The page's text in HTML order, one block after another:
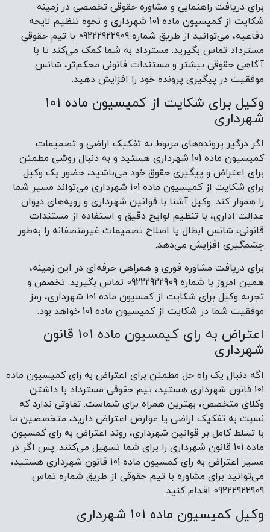
برای دریافت راهنمایی و مشاوره حقوقی تخصصی در زمینه
شکایت از کمیسیون ماده 101 شهرداری و نحوه تنظیم لایحه
دفاعیه، می‌توانید از طریق شماره 09222922909 با تیم حقوقی
مسترداد تماس بگیرید. مسترداد به شما کمک می‌کند تا با
آگاهی حقوقی بیشتر و مستندات قانونی محکم‌تر، شانس
موفقیت در پیگیری پرونده خود را افزایش دهید.
وکیل برای شکایت از کمیسیون ماده 101
شهرداری
اگر درگیر پرونده‌های مربوط به تفکیک اراضی و تصمیمات
کمیسیون ماده 101 شهرداری هستید و به دنبال روشی مطمئن
برای اعتراض و پیگیری حقوق خود می‌باشید، حضور یک وکیل
برای شکایت از کمیسیون ماده 101 شهرداری می‌تواند مسیر شما
را هموار کند. وکیل آشنا با قوانین شهرداری و رویه‌های دیوان
عدالت اداری، با تنظیم لوایح دقیق و استفاده از مستندات
قانونی، شانس ابطال یا اصلاح تصمیمات غیرمنصفانه را به‌طور
چشمگیری افزایش می‌دهد.
برای دریافت مشاوره فوری و همراهی حرفه‌ای در این زمینه،
همین امروز با شماره 09222922909 تماس بگیرید. تخصص و
تجربه وکیل برای شکایت از کمسیون ماده 101 شهرداری، رمز
موفقیت شما در شکایت از کمیسیون ماده 101 خواهد بود.
اعتراض به رای کیمسیون ماده 101 قانون
شهرداری
اگه دنبال یک راه حل مطمئن برای اعتراض به رای کمیسیون ماده
101 قانون شهرداری هستید، تیم حقوقی مسترداد با داشتن
وکلای متخصص، بهترین همراه برای شماست. تفاوتی ندارد که
نسبت به تفکیک اراضی یا عوارض اعتراض دارید، متخصصین ما
با تسلط کامل بر قوانین شهرداری، روند اعتراض به رای کمسیون
ماده 101 قانون شهرداری را برای شما تسهیل می‌کنند. پس اگر در
مسیر اعتراض به رای کمسیون ماده 101 قانون شهرداری هستید،
می‌توانید برای مشاوره با تیم حقوقی از طریق شماره تماس
09222922909 اقدام کنید.
وکیل کمیسیون ماده 101 شهرداری